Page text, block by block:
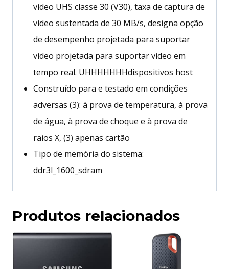
vídeo UHS classe 30 (V30), taxa de captura de
vídeo sustentada de 30 MB/s, designa opção
de desempenho projetada para suportar
vídeo projetada para suportar vídeo em
tempo real. UHHHHHHHdispositivos host
Construído para e testado em condições
adversas (3): à prova de temperatura, à prova
de água, à prova de choque e à prova de
raios X, (3) apenas cartão
Tipo de memória do sistema:
ddr3l_1600_sdram
Produtos relacionados